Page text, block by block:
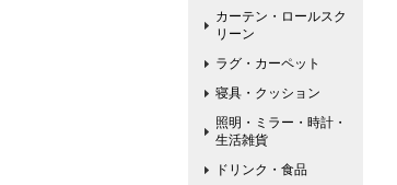
カーテン・ロールスク
リーン
ラグ・カーペット
寝具・クッション
照明・ミラー・時計・
生活雑貨
ドリンク・食品